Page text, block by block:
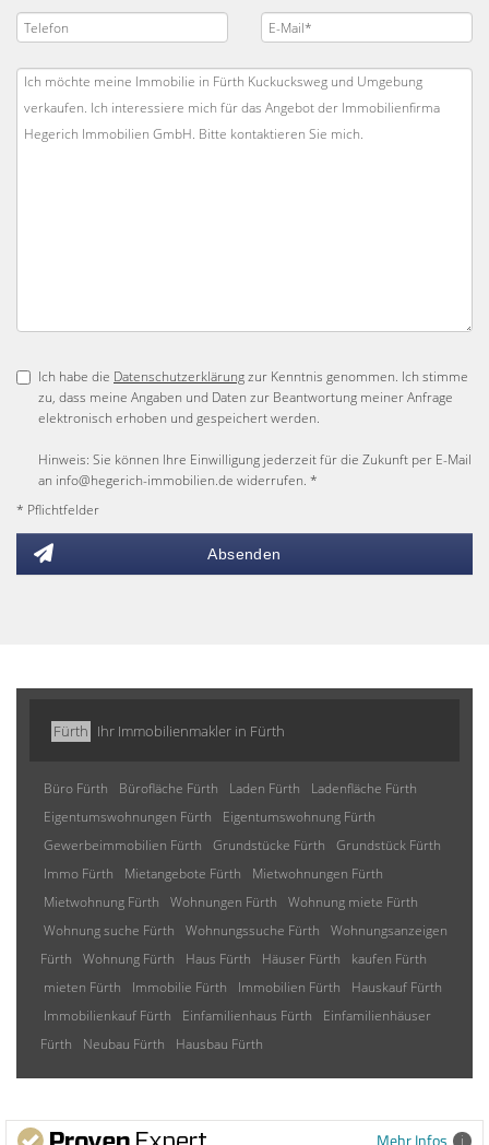
Ich habe die Datenschutzerklärungzur Kenntnis genommen. Ich stimme
zu, dass meine Angaben und Daten zur Beantwortung meiner Anfrage
elektronisch erhoben und gespeichert werden.
Hinweis: Sie können Ihre Einwilligung jederzeit für die Zukunft per E-Mail
an info@hegerich-immobilien.de widerrufen. *
* Pflichtfelder
Absenden
Fürth Ihr Immobilienmakler in Fürth
Büro Fürth Bürofläche Fürth Laden Fürth
Ladenfläche Fürth
Eigentumswohnungen Fürth
Eigentumswohnung Fürth
Gewerbeimmobilien Fürth
Grundstücke Fürth
Grundstück Fürth
Immo Fürth
Mietangebote Fürth
Mietwohnungen Fürth
Mietwohnung Fürth
Wohnungen Fürth
Wohnung miete Fürth
Wohnung suche Fürth
Wohnungssuche Fürth
Wohnungsanzeigen
Fürth
Wohnung Fürth Haus Fürth Häuser Fürth
kaufen Fürth
mieten Fürth
Immobilie Fürth Immobilien Fürth
Hauskauf Fürth
Immobilienkauf Fürth
Einfamilienhaus Fürth
Einfamilienhäuser
Fürth
Neubau Fürth Hausbau Fürth
Mehr Infos